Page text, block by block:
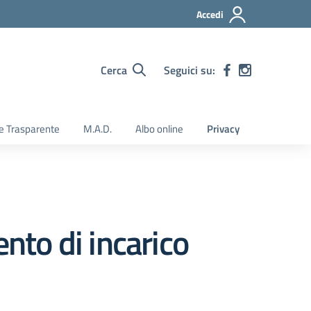
Accedi
Cerca Seguici su:
Trasparente M.A.D. Albo online Privacy
di incarico